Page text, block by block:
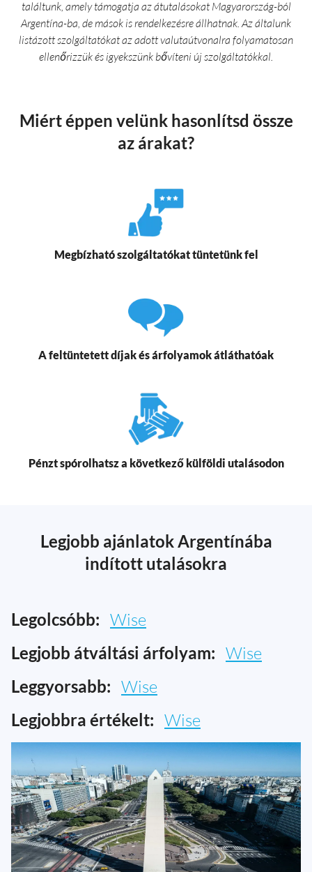
találtunk, amely támogatja az átutalásokat Magyarország-ból
Argentína-ba, de mások is rendelkezésre állhatnak. Az általunk
listázott szolgáltatókat az adott valutaútvonalra folyamatosan
ellenőrizzük és igyekszünk bővíteni új szolgáltatókkal.
Miért éppen velünk hasonlítsd össze
az árakat?
Megbízható szolgáltatókat tüntetünk fel
A feltüntetett díjak és árfolyamok átláthatóak
Pénzt spórolhatsz a következő külföldi utalásodon
Legjobb ajánlatok Argentínába
indított utalásokra
Legolcsóbb: Wise
Legjobb átváltási árfolyam: Wise
Leggyorsabb: Wise
Legjobbra értékelt: Wise